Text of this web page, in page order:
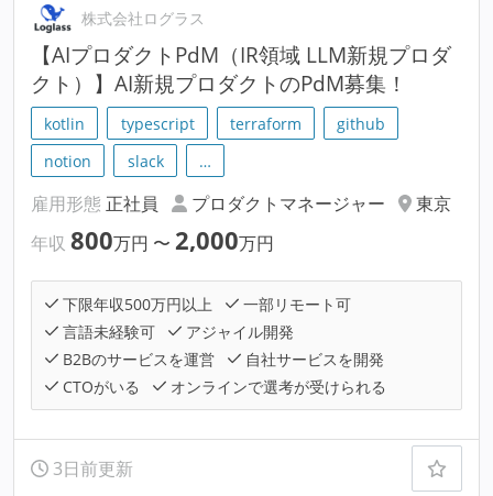
株式会社ログラス
【AIプロダクトPdM（IR領域 LLM新規プロダ
クト）】AI新規プロダクトのPdM募集！
kotlin typescript terraform
github
notion
slack …
雇用形態 正社員 プロダクトマネージャー
東京
年収 800万円 〜 2,000万円
下限年収500万円以上
一部リモート可
言語未経験可
アジャイル開発
B2Bのサービスを運営
自社サービスを開発
CTOがいる
オンラインで選考が受けられる
3日前更新